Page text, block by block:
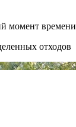
момент времени
отходов